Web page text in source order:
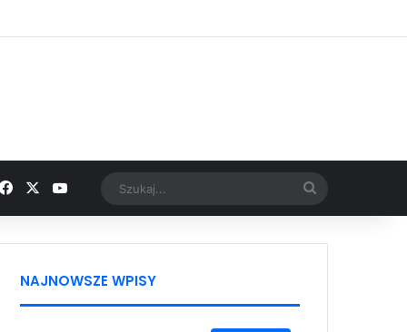
FacebookYouTubeGoogle News
NAJNOWSZE WPISY